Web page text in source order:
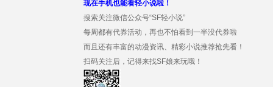
现在手机也能看轻小说啦！
搜索关注微信公众号“SF轻小说”
每周都有代券活动，再也不怕看到一半没代券啦
而且还有丰富的动漫资讯、精彩小说推荐抢先看！
扫码关注后，记得来找SF娘来玩哦！